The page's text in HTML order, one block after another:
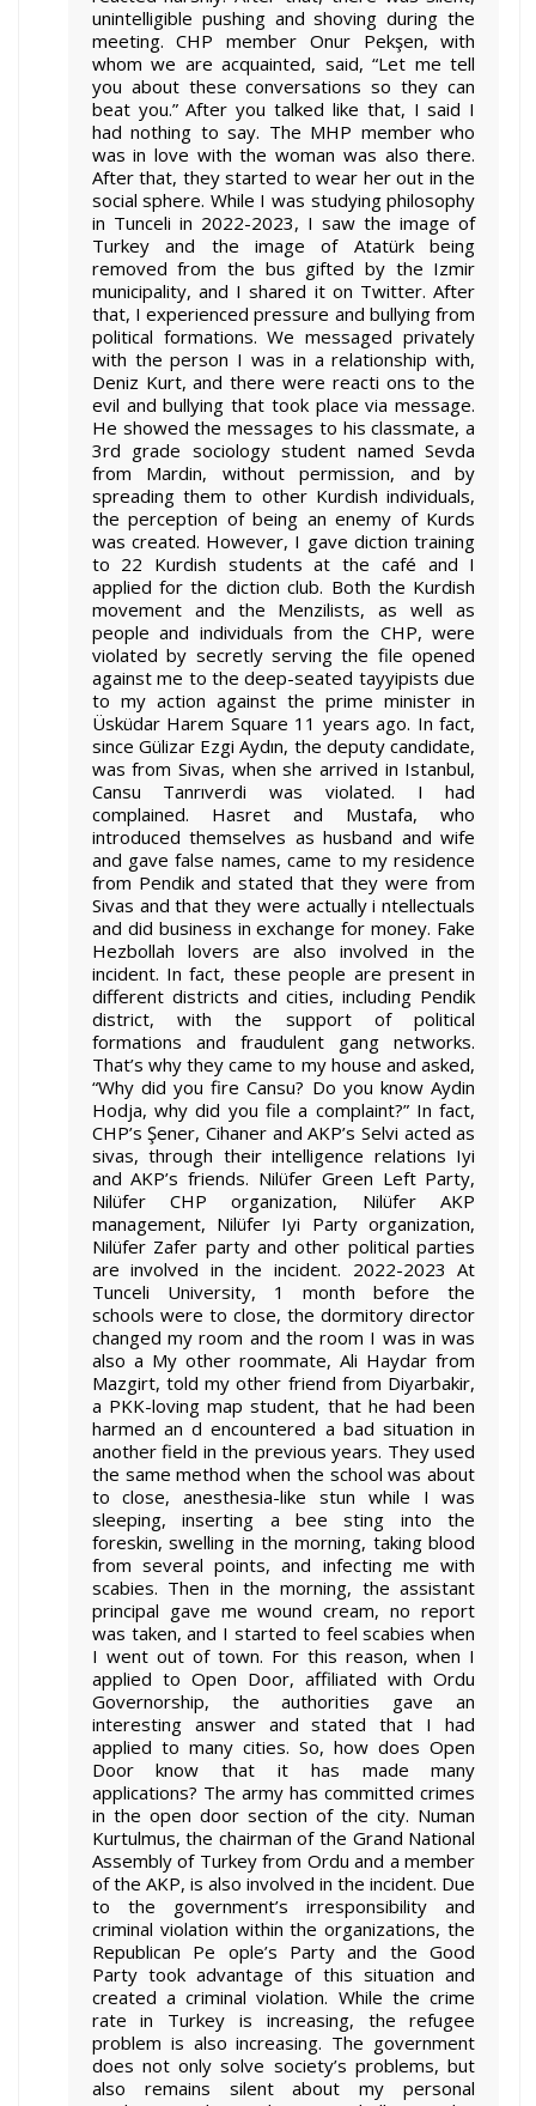
unintelligible pushing and shoving during the
meeting. CHP member Onur Pekşen, with
whom we are acquainted, said, “Let me tell
you about these conversations so they can
beat you.” After you talked like that, I said I
had nothing to say. The MHP member who
was in love with the woman was also there.
After that, they started to wear her out in the
social sphere. While I was studying philosophy
in Tunceli in 2022-2023, I saw the image of
Turkey and the image of Atatürk being
removed from the bus gifted by the Izmir
municipality, and I shared it on Twitter. After
that, I experienced pressure and bullying from
political formations. We messaged privately
with the person I was in a relationship with,
Deniz Kurt, and there were reacti ons to the
evil and bullying that took place via message.
He showed the messages to his classmate, a
3rd grade sociology student named Sevda
from Mardin, without permission, and by
spreading them to other Kurdish individuals,
the perception of being an enemy of Kurds
was created. However, I gave diction training
to 22 Kurdish students at the café and I
applied for the diction club. Both the Kurdish
movement and the Menzilists, as well as
people and individuals from the CHP, were
violated by secretly serving the file opened
against me to the deep-seated tayyipists due
to my action against the prime minister in
Üsküdar Harem Square 11 years ago. In fact,
since Gülizar Ezgi Aydın, the deputy candidate,
was from Sivas, when she arrived in Istanbul,
Cansu Tanrıverdi was violated. I had
complained. Hasret and Mustafa, who
introduced themselves as husband and wife
and gave false names, came to my residence
from Pendik and stated that they were from
Sivas and that they were actually i ntellectuals
and did business in exchange for money. Fake
Hezbollah lovers are also involved in the
incident. In fact, these people are present in
different districts and cities, including Pendik
district, with the support of political
formations and fraudulent gang networks.
That’s why they came to my house and asked,
“Why did you fire Cansu? Do you know Aydin
Hodja, why did you file a complaint?” In fact,
CHP’s Şener, Cihaner and AKP’s Selvi acted as
sivas, through their intelligence relations Iyi
and AKP’s friends. Nilüfer Green Left Party,
Nilüfer CHP organization, Nilüfer AKP
management, Nilüfer Iyi Party organization,
Nilüfer Zafer party and other political parties
are involved in the incident. 2022-2023 At
Tunceli University, 1 month before the
schools were to close, the dormitory director
changed my room and the room I was in was
also a My other roommate, Ali Haydar from
Mazgirt, told my other friend from Diyarbakir,
a PKK-loving map student, that he had been
harmed an d encountered a bad situation in
another field in the previous years. They used
the same method when the school was about
to close, anesthesia-like stun while I was
sleeping, inserting a bee sting into the
foreskin, swelling in the morning, taking blood
from several points, and infecting me with
scabies. Then in the morning, the assistant
principal gave me wound cream, no report
was taken, and I started to feel scabies when
I went out of town. For this reason, when I
applied to Open Door, affiliated with Ordu
Governorship, the authorities gave an
interesting answer and stated that I had
applied to many cities. So, how does Open
Door know that it has made many
applications? The army has committed crimes
in the open door section of the city. Numan
Kurtulmus, the chairman of the Grand National
Assembly of Turkey from Ordu and a member
of the AKP, is also involved in the incident. Due
to the government’s irresponsibility and
criminal violation within the organizations, the
Republican Pe ople’s Party and the Good
Party took advantage of this situation and
created a criminal violation. While the crime
rate in Turkey is increasing, the refugee
problem is also increasing. The government
does not only solve society’s problems, but
also remains silent about my personal